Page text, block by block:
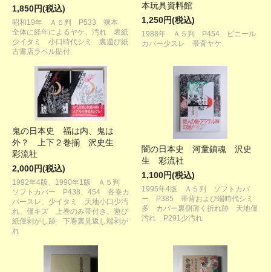
1,850円(税込)
昭和19年 Ａ５判 P533 裸本
全体に経年によるヤケ、汚れ 表紙
少イタミ 小口時代シミ 裏遊び紙
古書店ラベル貼付
本玩具資料館
1,250円(税込)
1988年 Ａ５判 P454 ビニール
カバー少スレ 帯背ヤケ
鬼の日本史 福は内、鬼は
外？ 上下２巻揃 沢史生
彩流社
2,000円(税込)
1992年4版、1990年1版 Ａ５判
ソフトカバー P438、454 各巻カ
バースレ、少イタミ 天地小口少汚
れ、僅キズ 上巻のみ帯付き、遊び
紙僅剥がし跡 下巻裏見返し端剥が
れ
闇の日本史 河童鎮魂 沢史
生 彩流社
1,100円(税込)
1995年4版 Ａ５判 ソフトカバ
ー P385 帯背および端時代シミ
多 カバー裏側薄く折れ跡 天地僅
汚れ P291少汚れ